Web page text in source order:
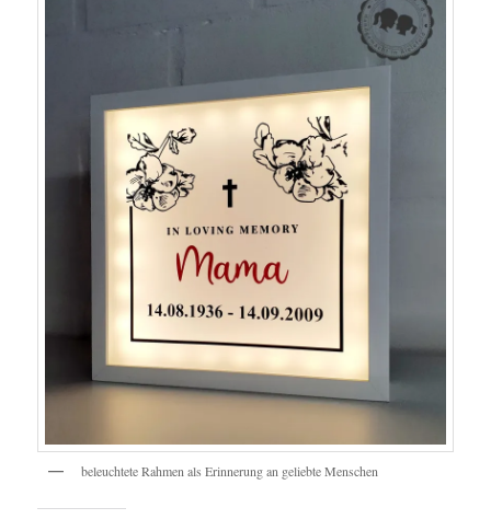
beleuchtete Rahmen als Erinnerung an geliebte Menschen